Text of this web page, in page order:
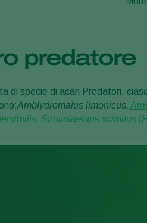
predatore
di specie di acari Predatori,
Amblydromalus limonicus,
, Stratiolaelaps scimitus